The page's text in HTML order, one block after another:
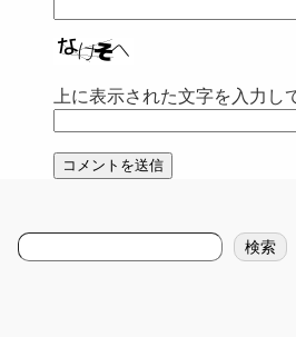
上に表示された文字を入力し
検
索
検索